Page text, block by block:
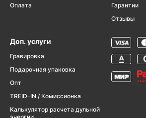
Оплата
Гарантии
Отзывы
Доп. услуги
Гравировка
Подарочная упаковка
Опт
TREID-IN / Комиссионка
Калькулятор расчета дульной